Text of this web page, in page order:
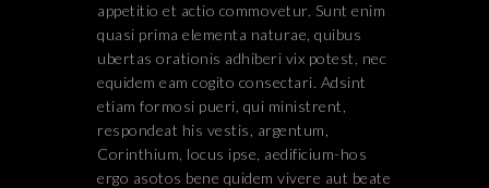
appetitio et actio commovetur. Sunt enim
quasi prima elementa naturae, quibus
ubertas orationis adhiberi vix potest, nec
equidem eam cogito consectari. Adsint
etiam formosi pueri, qui ministrent,
respondeat his vestis, argentum,
Corinthium, locus ipse, aedificium-hos
ergo asotos bene quidem vivere aut beate